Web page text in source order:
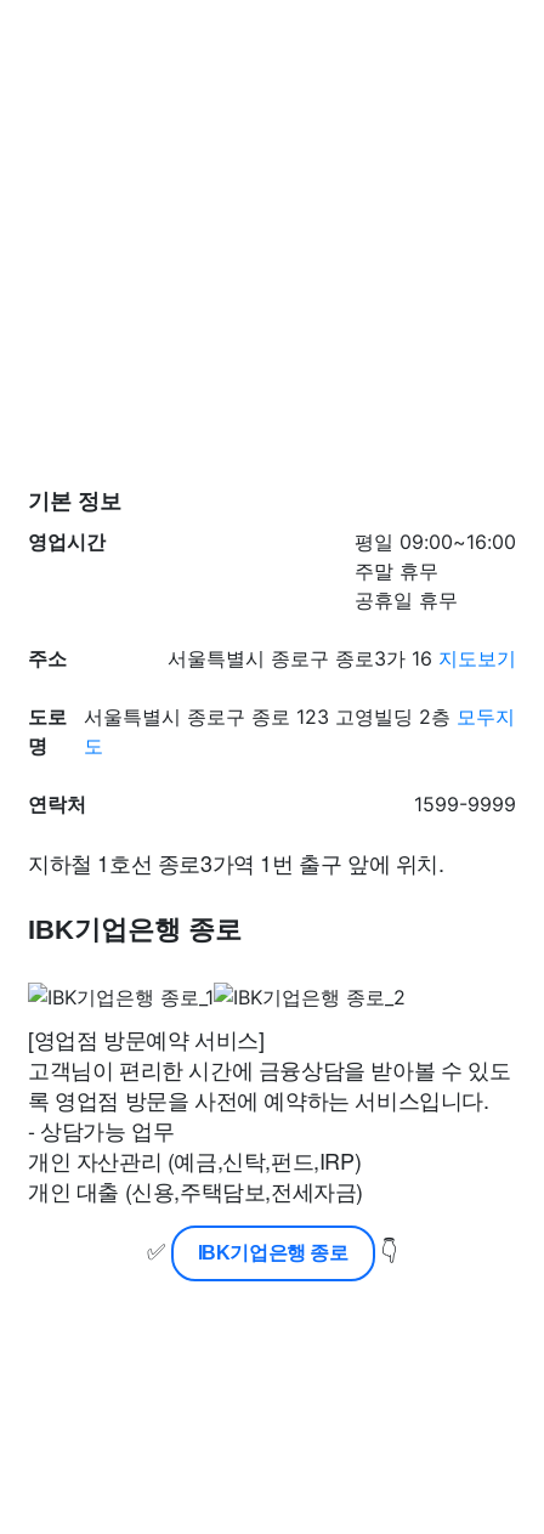
기본 정보
영업시간
평일 09:00~16:00
주말 휴무
공휴일 휴무
주소 서울특별시 종로구 종로3가 16 지도보기
도로
명
서울특별시 종로구 종로 123 고영빌딩 2층 모두지
도
연락처 1599-9999
지하철 1호선 종로3가역 1번 출구 앞에 위치.
IBK기업은행 종로
[영업점 방문예약 서비스]
고객님이 편리한 시간에 금융상담을 받아볼 수 있도
록 영업점 방문을 사전에 예약하는 서비스입니다.
- 상담가능 업무
개인 자산관리 (예금,신탁,펀드,IRP)
개인 대출 (신용,주택담보,전세자금)
✅
IBK기업은행 종로 👇